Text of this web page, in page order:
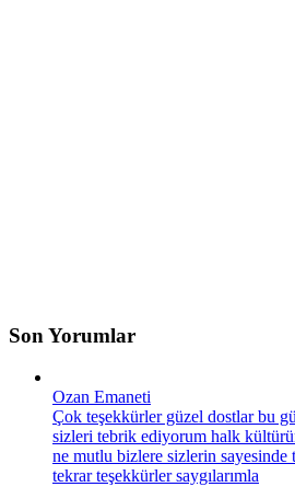
Son Yorumlar
Ozan Emaneti
Çok teşekkürler güzel dostlar bu
sizleri tebrik ediyorum halk
ne mutlu bizlere sizlerin
tekrar teşekkürler saygılarımla